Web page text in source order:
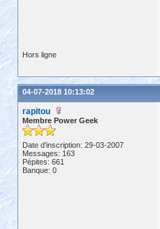
Hors ligne
04-07-2018 10:13:02
rapitou
Membre Power Geek
Date d'inscription: 29-03-2007
Messages: 163
Pépites: 661
Banque: 0